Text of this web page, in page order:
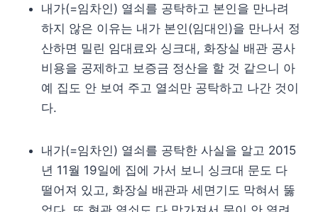
내가(=임차인) 열쇠를 공탁하고 본인을 만나려
하지 않은 이유는 내가 본인(임대인)을 만나서 정
산하면 밀린 임대료와 싱크대, 화장실 배관 공사
비용을 공제하고 보증금 정산을 할 것 같으니 아
예 집도 안 보여 주고 열쇠만 공탁하고 나간 것이
다.
내가(=임차인) 열쇠를 공탁한 사실을 알고 2015
년 11월 19일에 집에 가서 보니 싱크대 문도 다
떨어져 있고, 화장실 배관과 세면기도 막혀서 뚫